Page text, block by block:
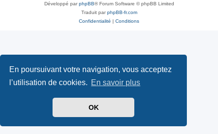
En poursuivant votre navigation, vous acceptez
l’utilisation de cookies. En savoir plus
OK
Développé parphpBB® Forum Software © phpBB Limited
Traduit parphpBB-fr.com
Confidentialité | Conditions